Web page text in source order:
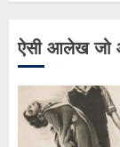
ऐसी आलेख जो